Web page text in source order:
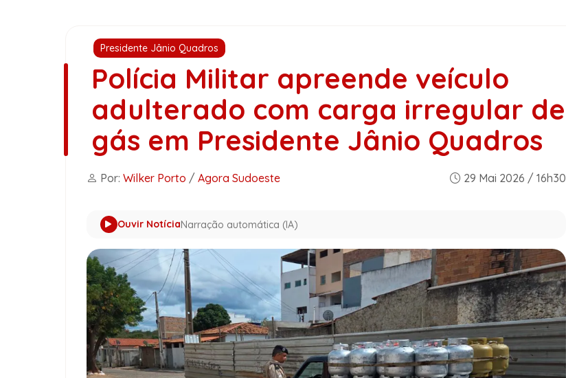
Presidente Jânio Quadros
Polícia Militar apreende veículo
adulterado com carga irregular de
gás em Presidente Jânio Quadros
Por: Wilker Porto / Agora Sudoeste 29 Mai 2026 / 16h30
Ouvir NotíciaNarração automática (IA)